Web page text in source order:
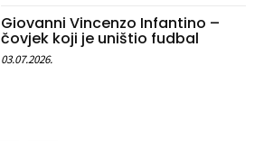
Giovanni Vincenzo Infantino –
čovjek koji je uništio fudbal
03.07.2026.